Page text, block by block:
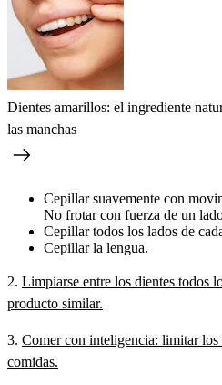
Dientes amarillos: el ingrediente
las manchas
Cepillar suavemente con
No frotar con fuerza de un
Cepillar todos los lados de
Cepillar la lengua.
2. Limpiarse entre los dientes todos
producto similar.
3. Comer con inteligencia: limitar los
comidas.